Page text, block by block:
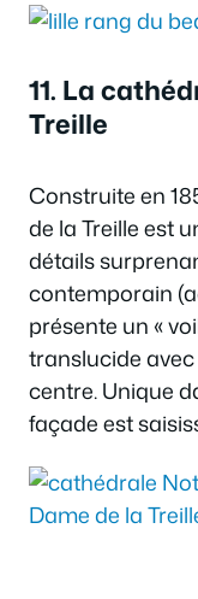
11. La
Treille
Construite en
de la Treille est
détails
contemporain
présente un «
translucide
centre. Unique
façade est